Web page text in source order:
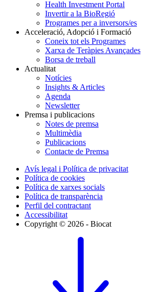
Health Investment Portal
Invertir a la BioRegió
Programes per a inversors/es
Acceleració, Adopció i Formació
Coneix tot els Programes
Xarxa de Teràpies Avançades
Borsa de treball
Actualitat
Notícies
Insights & Articles
Agenda
Newsletter
Premsa i publicacions
Notes de premsa
Multimèdia
Publicacions
Contacte de Premsa
Avís legal i Política de privacitat
Política de cookies
Política de xarxes socials
Política de transparència
Perfil del contractant
Accessibilitat
Copyright © 2026 - Biocat